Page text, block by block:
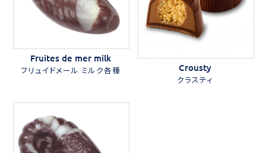
Fruites de mer milk
フリュイドメール ミルク各種 Crousty
クラスティ